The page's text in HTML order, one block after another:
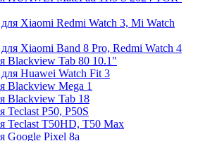
Xiaomi Redmi Watch 3, Mi Watch
Xiaomi Band 8 Pro, Redmi Watch 4
Blackview Tab 80 10.1"
Huawei Watch Fit 3
Blackview Mega 1
Blackview Tab 18
Teclast P50, P50S
Teclast T50HD, T50 Max
Google Pixel 8a